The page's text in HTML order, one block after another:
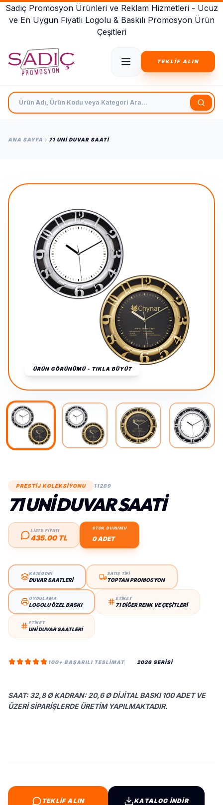
Sadıç Promosyon Ürünleri ve Reklam Hizmetleri - Ucuz
ve En Uygun Fiyatlı Logolu & Baskılı Promosyon Ürün
Çeşitleri
TEKLİF ALIN
Ürün Adı, Ürün Kodu veya Kategori Ara
ANA SAYFA 71 UNI DUVAR SAATI
ÜRÜN GÖRÜNÜMÜ - TIKLA BÜYÜT
PRESTİJ KOLEKSİYONU 11289
71 UNI DUVAR SAATI
LİSTE FİYATI
435.00 TL
STOK DURUMU
0 ADET
KATEGORİ
DUVAR SAATLERI
SATIŞ TİPİ
TOPTAN PROMOSYON
UYGULAMA
LOGOLU ÖZEL BASKI
ETİKET
71 DIĞER RENK VE ÇEŞITLERI
ETİKET
UNI DUVAR SAATLERI
100+ BAŞARILI TESLIMAT 2026 SERİSİ
SAAT: 32,8 Ø KADRAN: 20,6 Ø DIJITAL BASKI 100 ADET VE
ÜZERI SIPARIŞLERDE ÜRETIM YAPILMAKTADIR.
TEKLİF ALIN KATALOG İNDİR